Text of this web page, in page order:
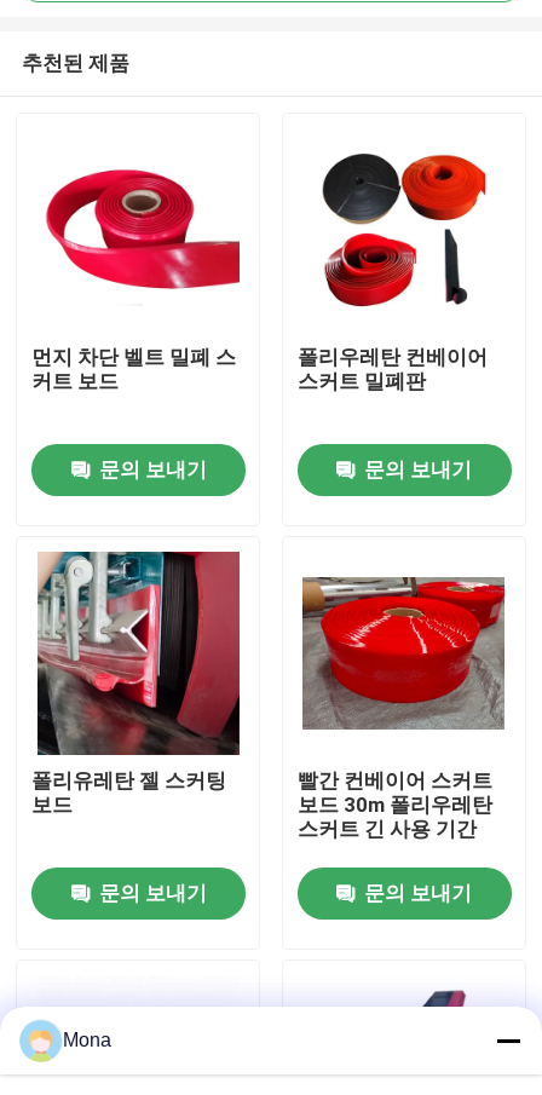
홈
제품 소개
동영상
회사 소개
공장 투어
품질 관리
요업 마모 라이너
알루미나 세라믹 라이너
추천된 제품
먼지 차단 벨트 밀폐 스
커트 보드
문의 보내기
폴리우레탄 컨베이어
스커트 밀폐판
문의 보내기
폴리유레탄 젤 스커팅
보드
문의 보내기
빨간 컨베이어 스커트
보드 30m 폴리우레탄
스커트 긴 사용 기간
문의 보내기
Mona